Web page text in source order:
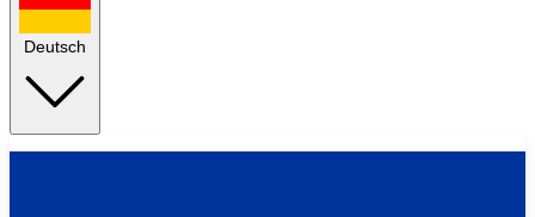
Deutsch